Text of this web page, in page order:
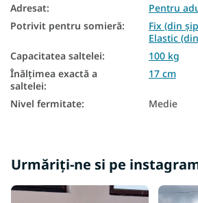
Saltele mari
Saltele din spuma
Saltea Aloe Vera
Saltele - înălţime 17
În funcție de capacitatea de
Adresat: Pentru
Potrivit pentru somieră: Fix (din
Elastic
Capacitatea saltelei:
100 kg
Înălțimea exactă a
saltelei:
17 cm
Nivel fermitate: Medie
Urmăriți-ne si pe